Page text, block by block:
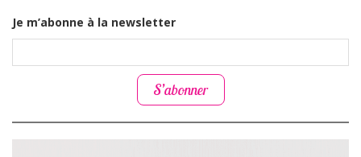
Je m’abonne à la newsletter
S’abonner